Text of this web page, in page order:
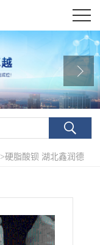
>硬脂酸钡 湖北鑫润德